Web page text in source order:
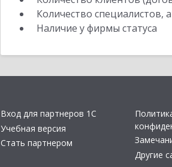
Количество специалистов,
Наличие у фирмы статуса
Вход для партнеров 1С
Учебная версия
Стать партнером
Другие